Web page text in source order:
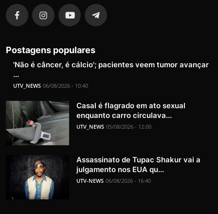
Postagens populares
'Não é câncer, é cálcio'; pacientes veem tumor avançar
...
UTV_NEWS 06/08/2026 - 10:40
Casal é flagrado em ato sexual
enquanto carro circulava...
UTV_NEWS 05/08/2026 - 12:00
Assassinato de Tupac Shakur vai a
julgamento nos EUA qu...
UTV-NEWS 06/08/2026 - 16:40